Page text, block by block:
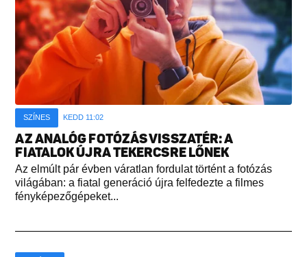
SZÍNES KEDD 11:02
AZ ANALÓG FOTÓZÁS VISSZATÉR: A
FIATALOK ÚJRA TEKERCSRE LŐNEK
Az elmúlt pár évben váratlan fordulat történt a fotózás
világában: a fiatal generáció újra felfedezte a filmes
fényképezőgépeket...